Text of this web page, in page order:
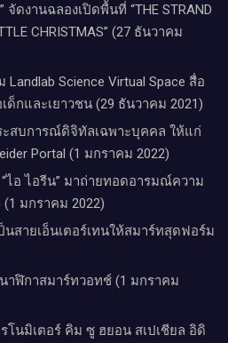
” จัดงานฉลองเปิดพื้นที่ “THE STRAND
CHRISTMAS” (27 ธันวาคม
Science Virtual Space สื่อ
ด็กและเยาวชน (29 ธันวาคม 2021)
ะสบการณ์ดิจิทัลเฉพาะบุคคล ให้แก่
Portal (1 มกราคม 2022)
“ไอ ไอรีน” มาถ่ายทอดอารมณ์ความ
(1 มกราคม 2022)
นสายเอ็นเตอร์เทนให้สมาร์ทสุดฟอร์ม
าฬิกาสมาร์ทวอทช์ (1 มกราคม
โนมิเตอร์ คิม ซู ฮยอน สเปเชียล อิดิ